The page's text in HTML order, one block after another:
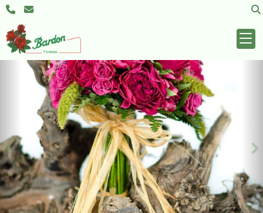
Anterior